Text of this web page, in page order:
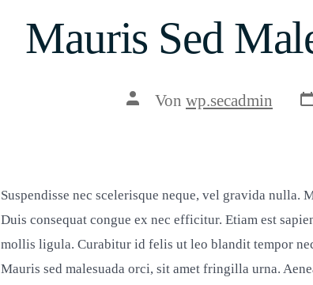
Mauris Sed
Beitragsautor
Von wp.secadmin
Suspendisse nec scelerisque neque, vel gravida
Duis consequat congue ex nec efficitur. Etiam est
mollis ligula. Curabitur id felis ut leo blandit tempor
Mauris sed malesuada orci, sit amet fringilla urna.